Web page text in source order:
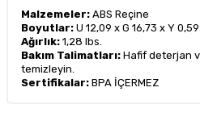
Malzemeler: ABS Reçine
Boyutlar: U 12,09 x G 16,73 x Y
Ağırlık: 1,28 lbs.
Bakım Talimatları: Hafif deterjan
temizleyin.
Sertifikalar: BPA İÇERMEZ